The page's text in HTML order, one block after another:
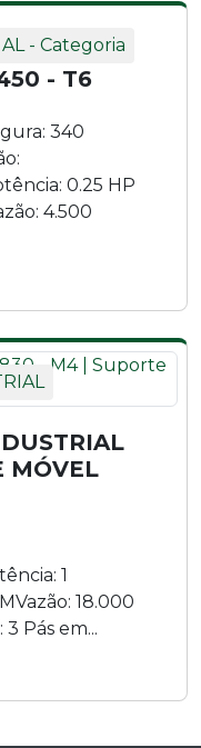
- Categoria
- T6
340
0.25 HP
4.500
MÓVEL
1
18.000
Pás em...